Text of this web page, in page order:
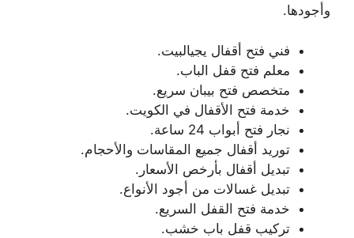
وأجودها.
فني فتح أقفال يجيالبيت.
معلم فتح قفل الباب.
متخصص فتح بيبان سريع.
خدمة فتح الأقفال في الكويت.
نجار فتح أبواب 24 ساعة.
توريد أقفال جميع المقاسات والأحجام.
تبديل أقفال بأرخص الأسعار.
تبديل غسالات من أجود الأنواع.
خدمة فتح القفل السريع.
تركيب قفل باب خشب.